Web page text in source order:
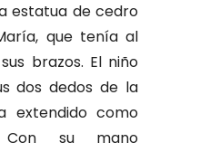
estatua de cedro
que tenía al
brazos. El niño
dos dedos de la
extendido como
Con su mano